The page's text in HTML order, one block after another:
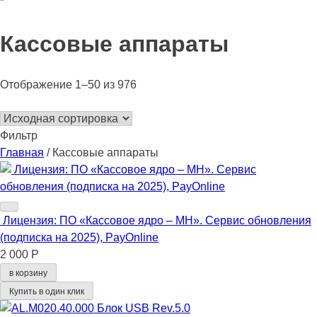
"
Кассовые аппараты
Отображение 1–50 из 976
Фильтр
Главная / Кассовые аппараты
Лицензия: ПО «Кассовое ядро – МН». Сервис обновления
(подписка на 2025), PayOnline
2 000 Р
в корзину
Купить в один клик